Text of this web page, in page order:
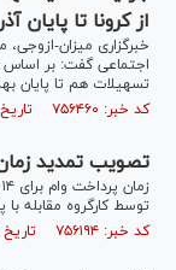
از کرونا تا پایان
خبرگزاری میزان-ازوجی،
اجتماعی گفت: بر اساس
تسهیلات هم تا پایان
کد خبر: ۷۵۶۴۶۰ تاریخ انتشار : ۱۴۰۰/۰۶/۱۸
تصویب تمدید
توسط کارگروه مقابله
کد خبر: ۷۵۶۱۹۴ تاریخ انتشار : ۱۴۰۰/۰۶/۱۷